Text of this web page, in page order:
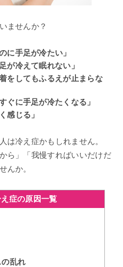
ませんか？
に手足が冷たい」
が冷えて眠れない」
をしてもふるえが止まらな
ぐに手足が冷たくなる」
感じる」
は冷え症かもしれません。
ら」「我慢すればいいだけだ
んか。
症の原因一覧
乱れ